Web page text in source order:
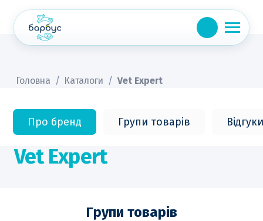
content
Головна / Каталоги / Vet Expert
Про бренд Групи товарів Відгуки
Vet Expert
Групи товарів